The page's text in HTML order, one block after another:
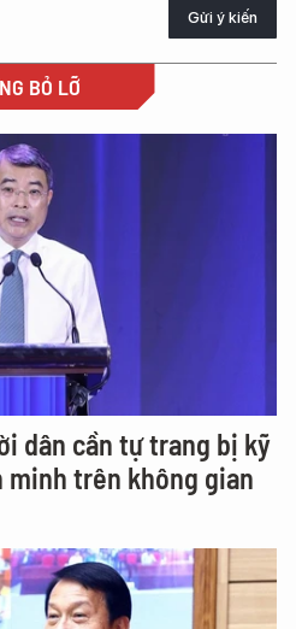
Gửi ý kiến
BỎ LỠ
dân cần tự trang bị kỹ
minh trên không gian